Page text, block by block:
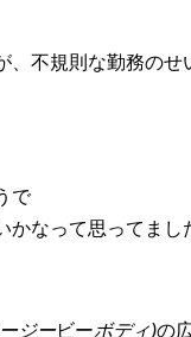
不規則な勤務のせ
で
なって思ってまし
ジービーボディ)の